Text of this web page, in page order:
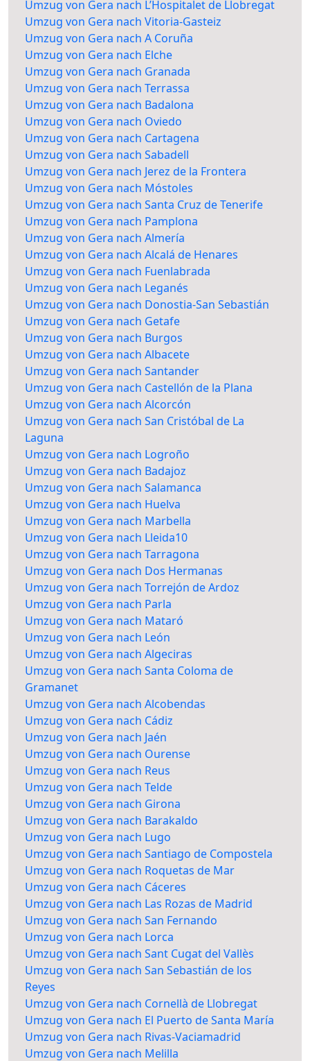
Umzug von Gera nach L’Hospitalet de Llobregat
Umzug von Gera nach Vitoria-Gasteiz
Umzug von Gera nach A Coruña
Umzug von Gera nach Elche
Umzug von Gera nach Granada
Umzug von Gera nach Terrassa
Umzug von Gera nach Badalona
Umzug von Gera nach Oviedo
Umzug von Gera nach Cartagena
Umzug von Gera nach Sabadell
Umzug von Gera nach Jerez de la Frontera
Umzug von Gera nach Móstoles
Umzug von Gera nach Santa Cruz de Tenerife
Umzug von Gera nach Pamplona
Umzug von Gera nach Almería
Umzug von Gera nach Alcalá de Henares
Umzug von Gera nach Fuenlabrada
Umzug von Gera nach Leganés
Umzug von Gera nach Donostia-San Sebastián
Umzug von Gera nach Getafe
Umzug von Gera nach Burgos
Umzug von Gera nach Albacete
Umzug von Gera nach Santander
Umzug von Gera nach Castellón de la Plana
Umzug von Gera nach Alcorcón
Umzug von Gera nach San Cristóbal de La
Laguna
Umzug von Gera nach Logroño
Umzug von Gera nach Badajoz
Umzug von Gera nach Salamanca
Umzug von Gera nach Huelva
Umzug von Gera nach Marbella
Umzug von Gera nach Lleida10
Umzug von Gera nach Tarragona
Umzug von Gera nach Dos Hermanas
Umzug von Gera nach Torrejón de Ardoz
Umzug von Gera nach Parla
Umzug von Gera nach Mataró
Umzug von Gera nach León
Umzug von Gera nach Algeciras
Umzug von Gera nach Santa Coloma de
Gramanet
Umzug von Gera nach Alcobendas
Umzug von Gera nach Cádiz
Umzug von Gera nach Jaén
Umzug von Gera nach Ourense
Umzug von Gera nach Reus
Umzug von Gera nach Telde
Umzug von Gera nach Girona
Umzug von Gera nach Barakaldo
Umzug von Gera nach Lugo
Umzug von Gera nach Santiago de Compostela
Umzug von Gera nach Roquetas de Mar
Umzug von Gera nach Cáceres
Umzug von Gera nach Las Rozas de Madrid
Umzug von Gera nach San Fernando
Umzug von Gera nach Lorca
Umzug von Gera nach Sant Cugat del Vallès
Umzug von Gera nach San Sebastián de los
Reyes
Umzug von Gera nach Cornellà de Llobregat
Umzug von Gera nach El Puerto de Santa María
Umzug von Gera nach Rivas-Vaciamadrid
Umzug von Gera nach Melilla